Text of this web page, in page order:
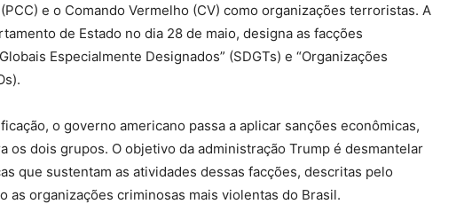
e o Comando Vermelho (CV) como organizações terroristas. A
de Estado no dia 28 de maio, designa as facções
Especialmente Designados” (SDGTs) e “Organizações
o governo americano passa a aplicar sanções econômicas,
os dois grupos. O objetivo da administração Trump é desmantelar
que sustentam as atividades dessas facções, descritas pelo
as organizações criminosas mais violentas do Brasil.